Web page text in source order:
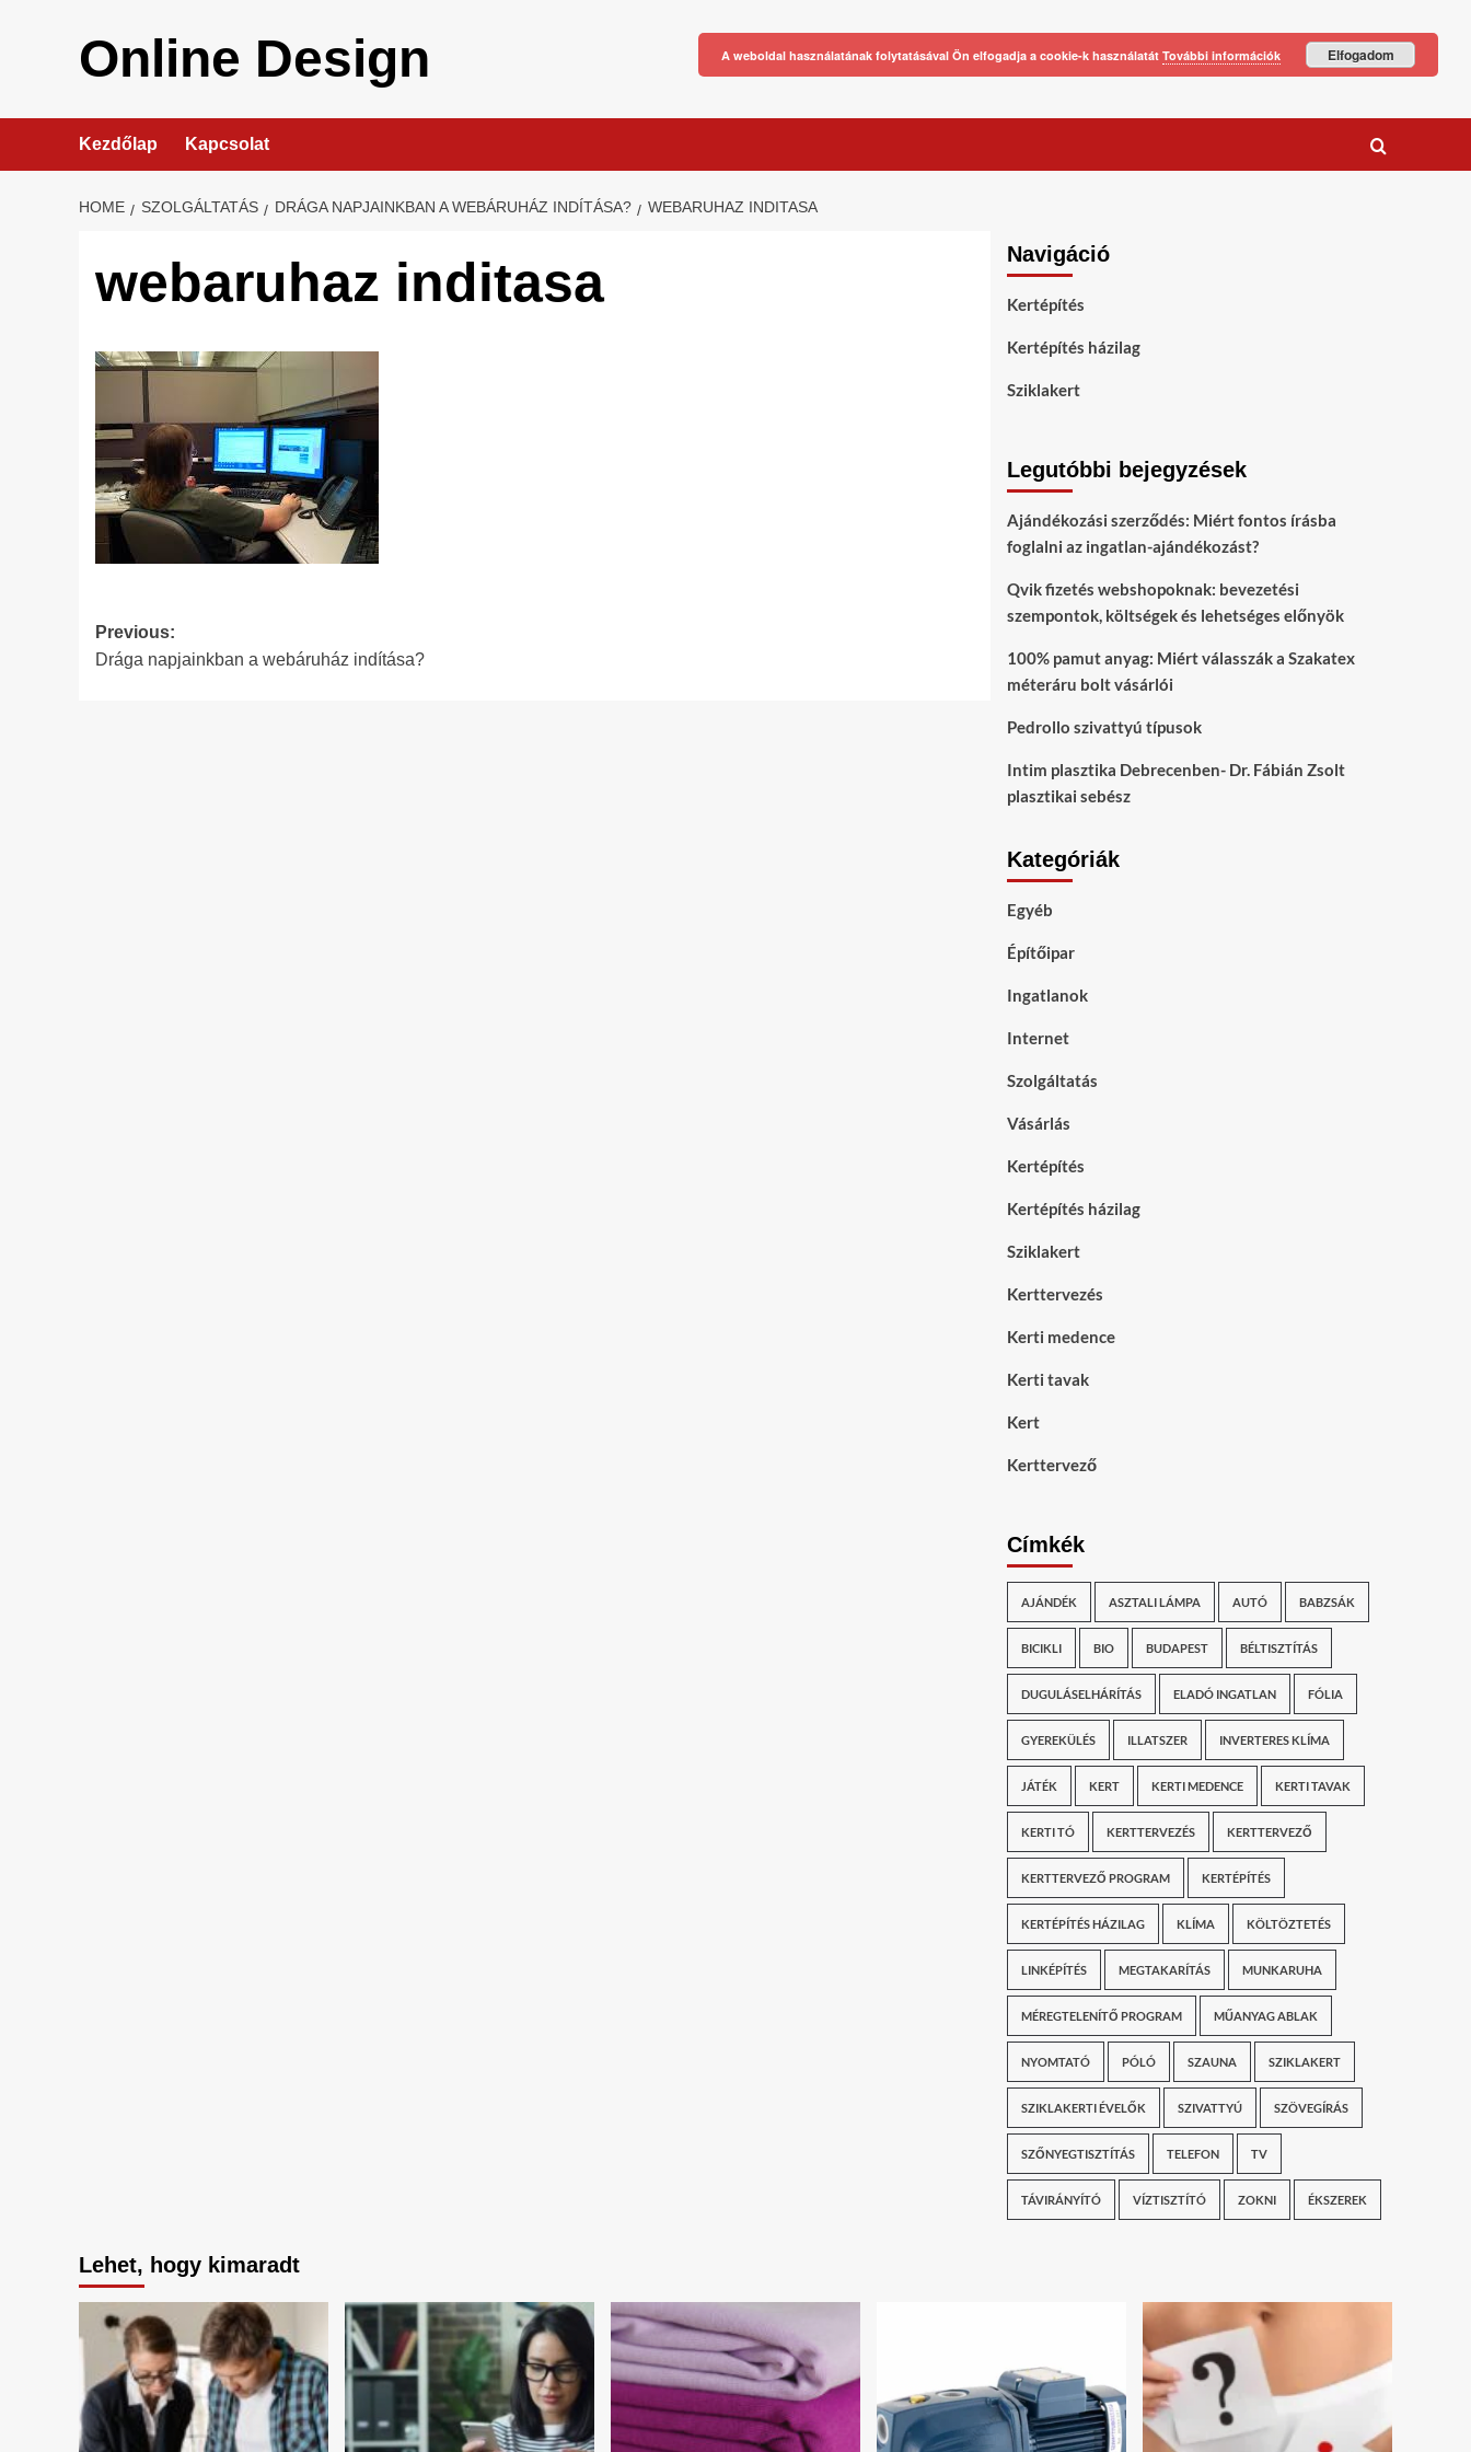
Online Design
Kezdőlap Kapcsolat
HOME SZOLGÁLTATÁS DRÁGA NAPJAINKBAN A WEBÁRUHÁZ INDÍTÁSA? WEBARUHAZ INDITASA
webaruhaz inditasa
Post
navigation
Previous:
Drága napjainkban a webáruház indítása?
Navigáció
Kertépítés
Kertépítés házilag
Sziklakert
Legutóbbi bejegyzések
Ajándékozási szerződés: Miért fontos írásba
foglalni az ingatlan-ajándékozást?
Qvik fizetés webshopoknak: bevezetési
szempontok, költségek és lehetséges előnyök
100% pamut anyag: Miért válasszák a Szakatex
méteráru bolt vásárlói
Pedrollo szivattyú típusok
Intim plasztika Debrecenben- Dr. Fábián Zsolt
plasztikai sebész
Kategóriák
Egyéb
Építőipar
Ingatlanok
Internet
Szolgáltatás
Vásárlás
Kertépítés
Kertépítés házilag
Sziklakert
Kerttervezés
Kerti medence
Kerti tavak
Kert
Kerttervező
Címkék
AJÁNDÉK ASZTALI LÁMPA AUTÓ BABZSÁK
BICIKLI BIO BUDAPEST BÉLTISZTÍTÁS
DUGULÁSELHÁRÍTÁS ELADÓ INGATLAN FÓLIA
GYEREKÜLÉS ILLATSZER INVERTERES KLÍMA
JÁTÉK KERT KERTI MEDENCE KERTI TAVAK
KERTI TÓ KERTTERVEZÉS KERTTERVEZŐ
KERTTERVEZŐ PROGRAM KERTÉPÍTÉS
KERTÉPÍTÉS HÁZILAG KLÍMA KÖLTÖZTETÉS
LINKÉPÍTÉS MEGTAKARÍTÁS MUNKARUHA
MÉREGTELENÍTŐ PROGRAM MŰANYAG ABLAK
NYOMTATÓ PÓLÓ SZAUNA SZIKLAKERT
SZIKLAKERTI ÉVELŐK SZIVATTYÚ SZÖVEGÍRÁS
SZŐNYEGTISZTÍTÁS TELEFON TV
TÁVIRÁNYÍTÓ VÍZTISZTÍTÓ ZOKNI ÉKSZEREK
Lehet, hogy kimaradt
A weboldal használatának folytatásával Ön elfogadja a cookie-k használatát További információk Elfogadom